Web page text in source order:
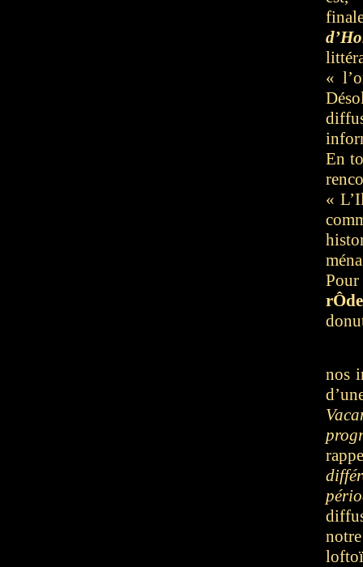
«
En
«
nos